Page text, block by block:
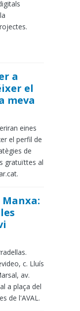
a
el
meva
eines
el perfil de
de
gratuïttes al
Manxa:
c. Lluís
av.
a plaça del
de l'AVAL.